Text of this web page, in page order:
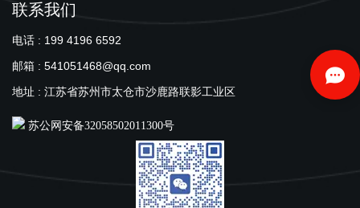
联系我们
电话 : 199 4196 6592
邮箱 : 541051468@qq.com
地址 : 江苏省苏州市太仓市沙鹿路联影工业区
苏公网安备32058502011300号